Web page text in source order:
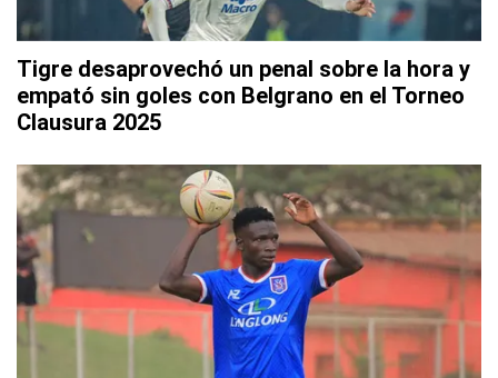
Tigre desaprovechó un penal sobre la hora y
empató sin goles con Belgrano en el Torneo
Clausura 2025